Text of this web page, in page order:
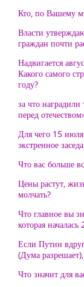
Кто, по Вашему
Власти
граждан почти
Надвигается
Какого самого
году?
за что наградили
перед
Для чего 15
экстренное
Что вас больше
Цены растут,
молчать?
Что главное вы
которая
Если Путин
(Дума
Что значит для